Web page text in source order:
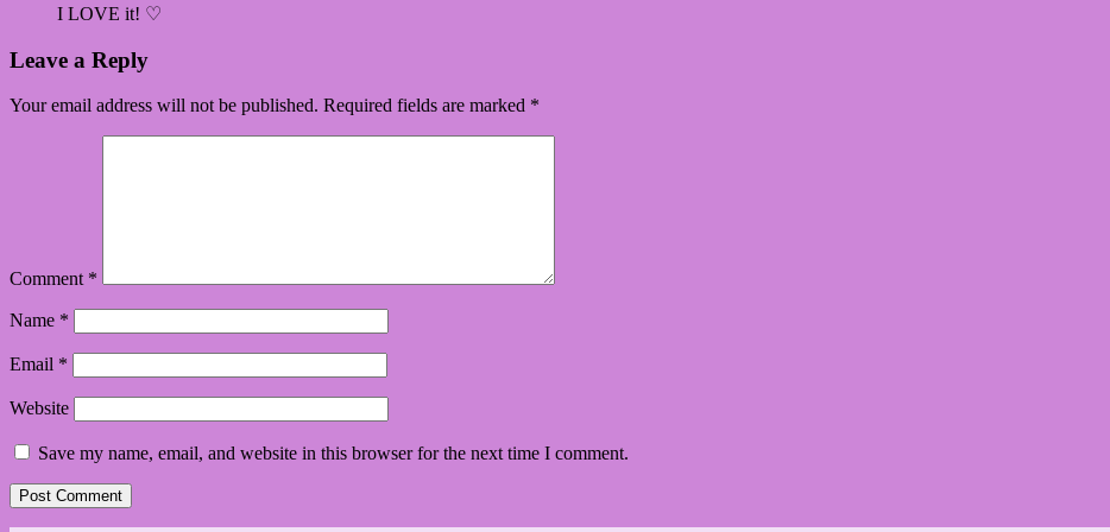
I LOVE it! ♡
Leave a Reply
Your email address will not be published. Required fields are marked *
Comment *
Name *
Email *
Website
Save my name, email, and website in this browser for the next time I comment.